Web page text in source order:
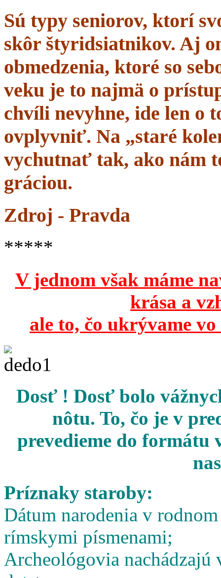
Sú typy seniorov, ktorí
skôr štyridsiatnikov. Aj
obmedzenia, ktoré so
veku je to najmä o
chvíli nevyhne, ide len o
ovplyvniť. Na „staré
vychutnať tak, ako nám
gráciou.
Zdroj - Pravda
*****
V jednom však máme
krása a
ale to, čo ukrývame
Dosť ! Dosť bolo
nôtu. To, čo je v
prevedieme do formátu
Príznaky staroby:
Dátum narodenia v
rímskymi písmenami;
Archeológovia nachádzajú